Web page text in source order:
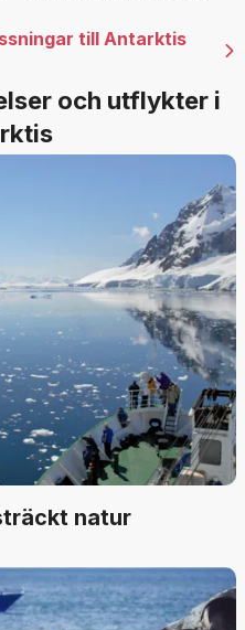
till Antarktis
och utflykter i
natur